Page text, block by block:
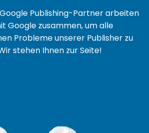
Publishing-Partner arbeiten
Google zusammen, um alle
Probleme unserer Publisher zu
stehen Ihnen zur Seite!